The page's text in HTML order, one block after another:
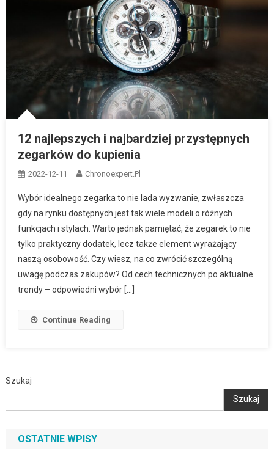
12 najlepszych i najbardziej przystępnych
zegarków do kupienia
2022-12-11 Chronoexpert.pl
Wybór idealnego zegarka to nie lada wyzwanie, zwłaszcza
gdy na rynku dostępnych jest tak wiele modeli o różnych
funkcjach i stylach. Warto jednak pamiętać, że zegarek to nie
tylko praktyczny dodatek, lecz także element wyrażający
naszą osobowość. Czy wiesz, na co zwrócić szczególną
uwagę podczas zakupów? Od cech technicznych po aktualne
trendy – odpowiedni wybór […]
Continue Reading
Szukaj
Szukaj
OSTATNIE WPISY